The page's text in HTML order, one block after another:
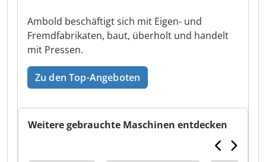
Ambold beschäftigt sich mit Eigen- und
Fremdfabrikaten, baut, überholt und handelt
mit Pressen.
Zu den Top-Angeboten
Weitere gebrauchte Maschinen entdecken